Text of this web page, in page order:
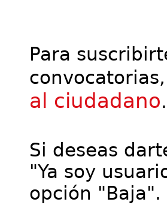
Para
al ciudadano.
Si deseas
"Ya soy
opción "Baja".